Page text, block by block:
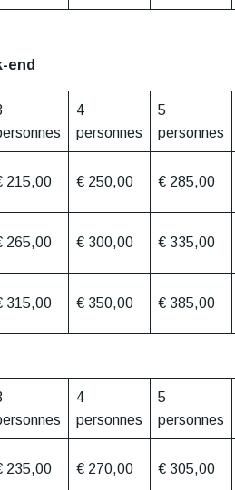
end
4
personnes
5
personnes
215,00 € 250,00 € 285,00
265,00 € 300,00 € 335,00
315,00 € 350,00 € 385,00
4
personnes
5
personnes
235,00 € 270,00 € 305,00